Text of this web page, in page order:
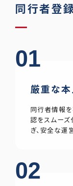
同行者登
01
厳重な
同行者情報
認をスムーズ
ぎ、安全な運
02